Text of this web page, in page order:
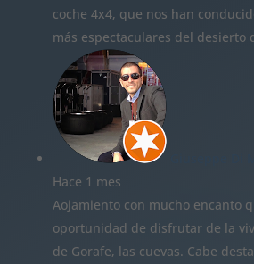
coche 4x4, que nos han
más espectaculares del desierto
Hace 1 mes
Aojamiento con mucho encanto
oportunidad de disfrutar de la
de Gorafe, las cuevas. Cabe